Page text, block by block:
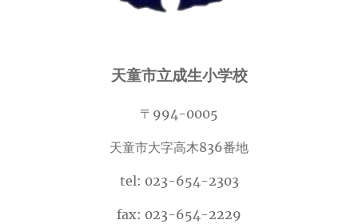
天童市立成生小学校
〒994-0005
天童市大字高木836番地
tel: 023-654-2303
fax: 023-654-2229